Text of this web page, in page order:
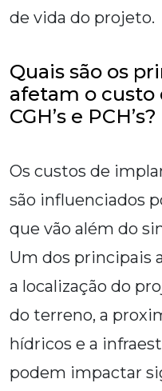
de vida do projeto.
Quais são os
afetam o custo
CGH’s e PCH’s?
Os custos de
são influenciados
que vão além do
Um dos principais
a localização do
do terreno, a
hídricos e a
podem impactar